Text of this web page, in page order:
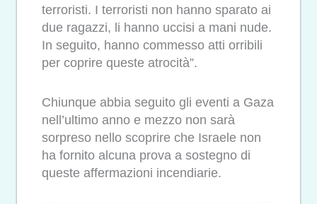
terroristi. I terroristi non hanno sparato ai
due ragazzi, li hanno uccisi a mani nude.
In seguito, hanno commesso atti orribili
per coprire queste atrocità”.
Chiunque abbia seguito gli eventi a Gaza
nell’ultimo anno e mezzo non sarà
sorpreso nello scoprire che Israele non
ha fornito alcuna prova a sostegno di
queste affermazioni incendiarie.